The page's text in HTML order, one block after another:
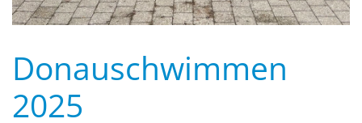
Donauschwimmen
2025